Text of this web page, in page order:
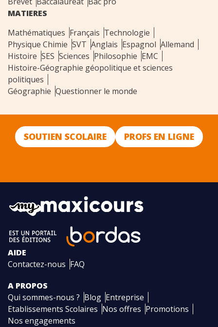
MATIERES
Mathématiques Français Technologie
Physique Chimie SVT Anglais Espagnol Allemand
Histoire SES Sciences Philosophie EMC
Histoire-Géographie géopolitique et sciences
politiques
Géographie Questionner le monde
SOUTIEN SCOLAIRE PROFS EN LIGNE
AIDE
Contactez-nous FAQ
A PROPOS
Qui sommes-nous ? Blog Entreprise
Etablissements Scolaires Nos offres Promotions
Nos engagements